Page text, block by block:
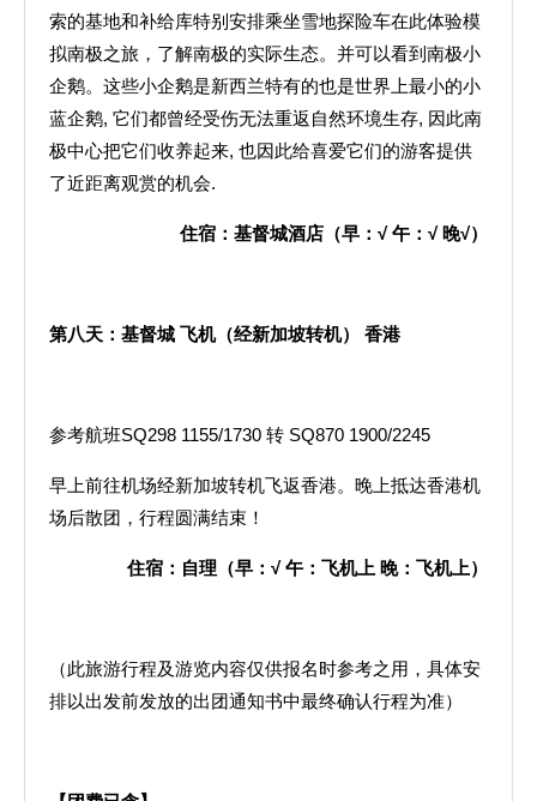
索的基地和补给库特别安排乘坐雪地探险车在此体验模
拟南极之旅，了解南极的实际生态。并可以看到南极小
企鹅。这些小企鹅是新西兰特有的也是世界上最小的小
蓝企鹅, 它们都曾经受伤无法重返自然环境生存, 因此南
极中心把它们收养起来, 也因此给喜爱它们的游客提供
了近距离观赏的机会.
住宿：基督城酒店（早： √午： √ 晚√）
第八天：基督城 飞机（经新加坡转机） 香港
参考航班SQ298 1155/1730 转 SQ870 1900/2245
早上前往机场经新加坡转机飞返香港。晚上抵达香港机
场后散团，行程圆满结束！
住宿：自理（早： √午：飞机上 晚：飞机上）
（此旅游行程及游览内容仅供报名时参考之用，具体安
排以出发前发放的出团通知书中最终确认行程为准）